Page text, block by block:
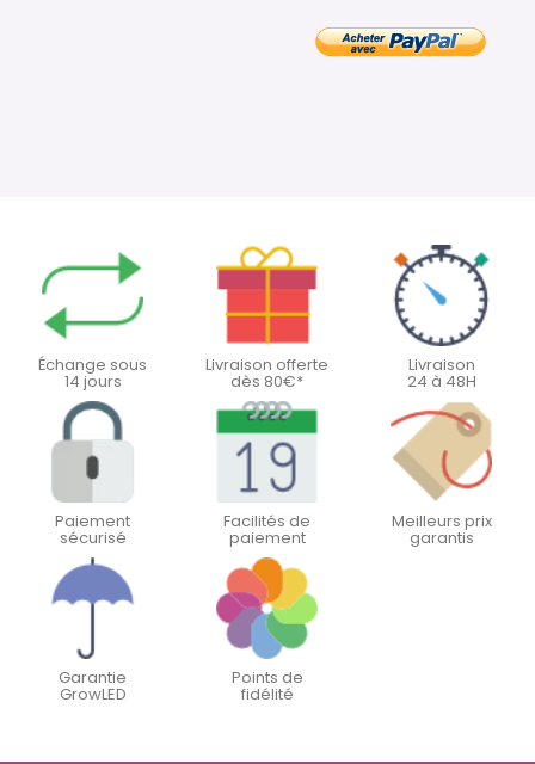
Échange sous
14 jours
Livraison offerte
dès 80€*
Livraison
24 à 48H
Paiement
sécurisé
Facilités de
paiement
Meilleurs prix
garantis
Garantie
GrowLED
Points de
fidélité